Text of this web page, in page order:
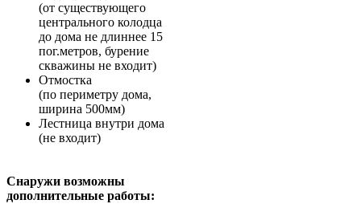
(от существующего
центрального колодца
до дома не длиннее 15
пог.метров, бурение
скважины не входит)
Отмостка
(по периметру дома,
ширина 500мм)
Лестница внутри дома
(не входит)
Снаружи возможны
дополнительные работы: